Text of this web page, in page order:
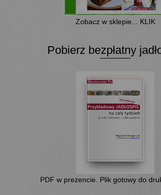
Zobacz w sklepie... KLIK
Pobierz bezpłatny
PDF w prezencie. Plik gotowy do